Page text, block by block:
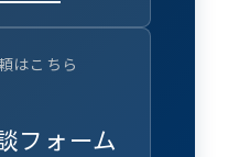
はこちら
フォーム